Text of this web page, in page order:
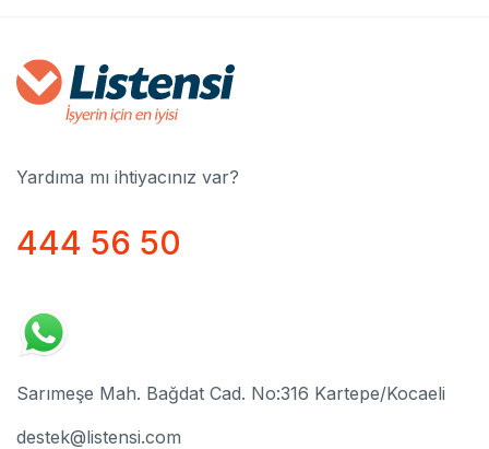
Yardıma mı ihtiyacınız var?
444 56 50
Sarımeşe Mah. Bağdat Cad. No:316 Kartepe/Kocaeli
destek@listensi.com